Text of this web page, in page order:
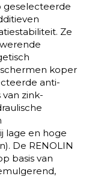
geselecteerde
Ze
koper
anti-
zink-
lage en hoge
De RENOLIN
basis van